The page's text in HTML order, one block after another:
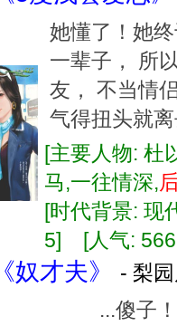
她懂了！她
一辈子， 所
友， 不当情
气得扭头就
[主要人物:
马,一往情深,
[时代背景:
5] [人气:
奴才夫》
- 梨
...傻子